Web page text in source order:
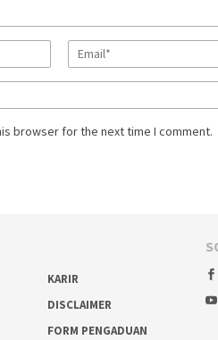
browser for the next time I comment.
KARIR
DISCLAIMER
FORM PENGADUAN